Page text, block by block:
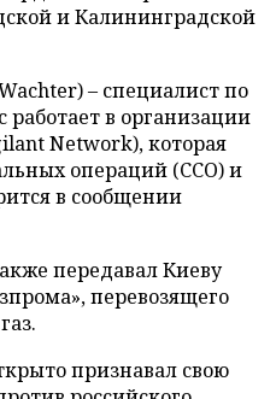
и Калининградской
– специалист по
в организации
Network), которая
операций (ССО) и
в сообщении
передавал Киеву
перевозящего
признавал свою